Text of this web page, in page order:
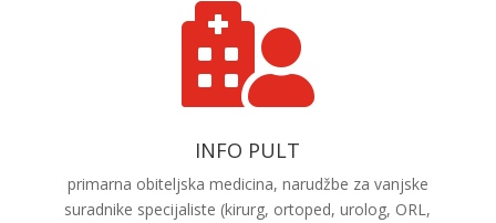

INFO PULT
primarna obiteljska medicina, narudžbe za vanjske
suradnike specijaliste (kirurg, ortoped, urolog, ORL,